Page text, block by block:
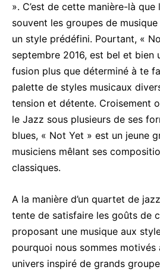
». C’est de cette manière-là que
souvent les groupes de musique
un style prédéfini. Pourtant, «
septembre 2016, est bel et bien
fusion plus que déterminé à te
palette de styles musicaux
tension et détente. Croisement
le Jazz sous plusieurs de ses
blues, « Not Yet » est un jeune
musiciens mêlant ses
classiques.
A la manière d’un quartet de
tente de satisfaire les goûts de
proposant une musique aux
pourquoi nous sommes
univers inspiré de grands